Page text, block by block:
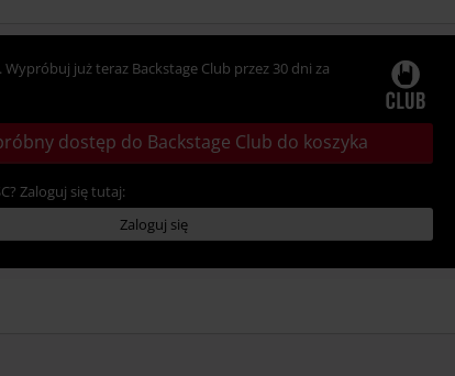
Wypróbuj już teraz Backstage Club przez 30 dni za
dostęp do Backstage Club do koszyka
Zaloguj się tutaj:
Zaloguj się